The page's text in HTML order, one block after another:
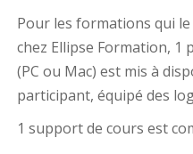
Pour les formations qui
chez Ellipse Formation,
(PC ou Mac) est mis à
participant, équipé des
1 support de cours est